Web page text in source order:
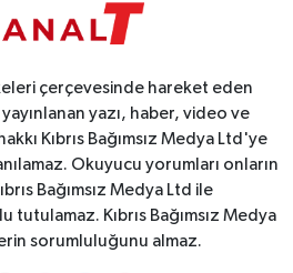
çerçevesinde hareket eden
yazı, haber, video ve
Kıbrıs Bağımsız Medya Ltd'ye
Okuyucu yorumları onların
Bağımsız Medya Ltd ile
Kıbrıs Bağımsız Medya
sorumluluğunu almaz.